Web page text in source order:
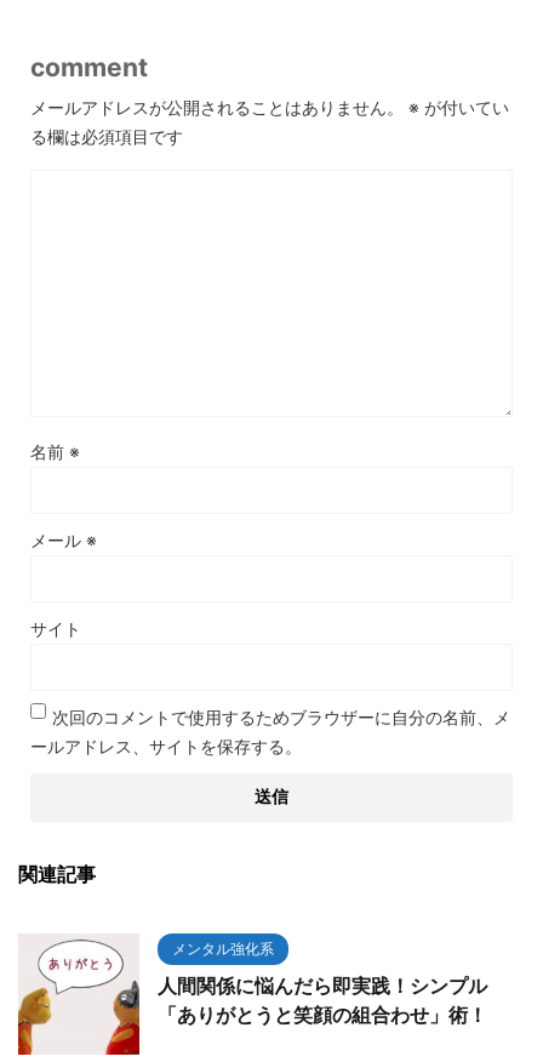
comment
メールアドレスが公開されることはありません。 ※ が付いてい
る欄は必須項目です
名前 ※
メール ※
サイト
次回のコメントで使用するためブラウザーに自分の名前、メ
ールアドレス、サイトを保存する。
関連記事
メンタル強化系
人間関係に悩んだら即実践！シンプル
「ありがとうと笑顔の組合わせ」術！